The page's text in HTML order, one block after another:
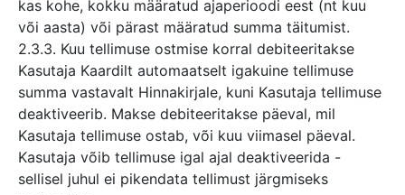
kas kohe, kokku määratud ajaperioodi eest (nt kuu
või aasta) või pärast määratud summa täitumist.
2.3.3. Kuu tellimuse ostmise korral debiteeritakse
Kasutaja Kaardilt automaatselt igakuine tellimuse
summa vastavalt Hinnakirjale, kuni Kasutaja tellimuse
deaktiveerib. Makse debiteeritakse päeval, mil
Kasutaja tellimuse ostab, või kuu viimasel päeval.
Kasutaja võib tellimuse igal ajal deaktiveerida -
sellisel juhul ei pikendata tellimust järgmiseks